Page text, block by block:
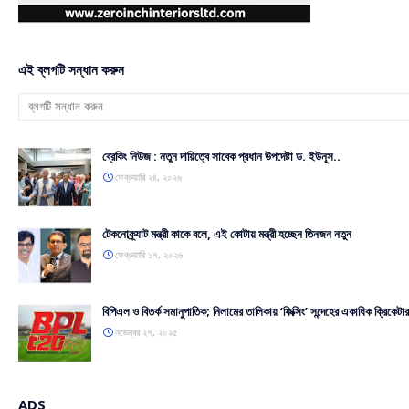
এই ব্লগটি সন্ধান করুন
ব্রেকিং নিউজ : নতুন দায়িত্বে সাবেক প্রধান উপদেষ্টা ড. ইউনূস..
ফেব্রুয়ারি ২৪, ২০২৬
টেকনোক্র্যাট মন্ত্রী কাকে বলে, এই কোটায় মন্ত্রী হচ্ছেন তিনজন নতুন
ফেব্রুয়ারি ১৭, ২০২৬
বিপিএল ও বিতর্ক সমানুপাতিক; নিলামের তালিকায় ‘ফিক্সিং’ সন্দেহের একাধিক
নভেম্বর ২৭, ২০২৫
ADS